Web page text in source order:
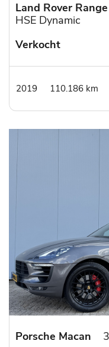
Land Rover
HSE Dynamic
Verkocht
2019 110.186 km
Porsche Macan